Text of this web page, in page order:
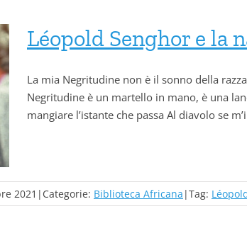
Léopold Senghor e la
La mia Negritudine non è il sonno della
Negritudine è un martello in mano, è una
mangiare l’istante che passa Al diavolo se
2021 | Categorie: Biblioteca Africana |Tag: